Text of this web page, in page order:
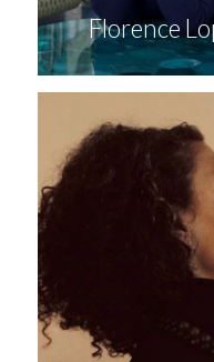
Florence